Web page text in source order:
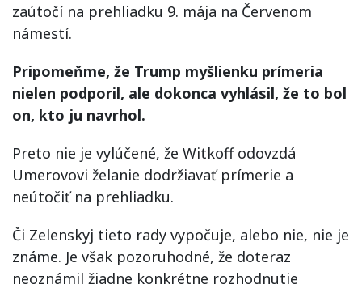
zaútočí na prehliadku 9. mája na Červenom
námestí.
Pripomeňme, že Trump myšlienku prímeria
nielen podporil, ale dokonca vyhlásil, že to bol
on, kto ju navrhol.
Preto nie je vylúčené, že Witkoff odovzdá
Umerovovi želanie dodržiavať prímerie a
neútočiť na prehliadku.
Či Zelenskyj tieto rady vypočuje, alebo nie, nie je
známe. Je však pozoruhodné, že doteraz
neoznámil žiadne konkrétne rozhodnutie